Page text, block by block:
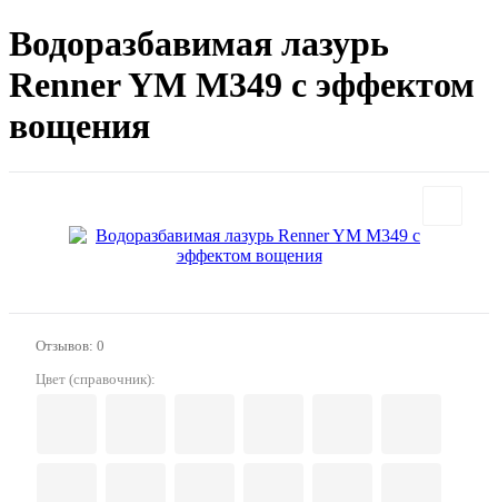
Водоразбавимая лазурь
Renner YM M349 с эффектом
вощения
Отзывов: 0
Цвет (справочник):